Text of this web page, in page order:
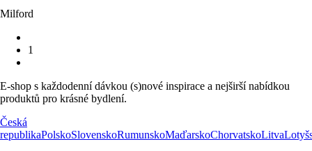
Milford
1
E-shop s každodenní dávkou (s)nové inspirace a nejširší nabídkou
produktů pro krásné bydlení.
Česká
republikaPolskoSlovenskoRumunskoMaďarskoChorvatskoLitva